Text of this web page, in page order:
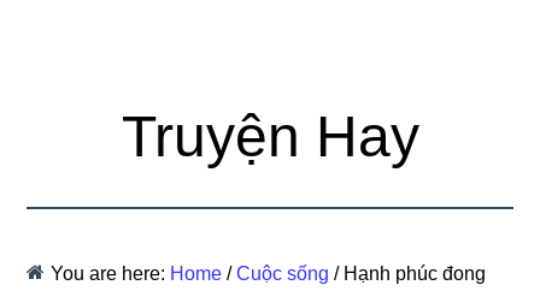
Truyện Hay
You are here: Home / Cuộc sống /Hạnh phúc đong